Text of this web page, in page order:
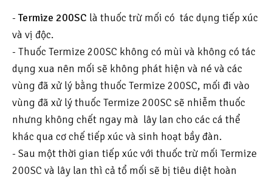
-Termize 200SC là thuốc trừ mối có tác dụng tiếp xúc
và vị độc.
- Thuốc Termize 200SC không có mùi và không có tác
dụng xua nên mối sẽ không phát hiện và né và các
vùng đã xử lý bằng thuốc Termize 200SC, mối đi vào
vùng đã xử lý thuốc Termize 200SC sẽ nhiễm thuốc
nhưng không chết ngay mà lây lan cho các cá thể
khác qua cơ chế tiếp xúc và sinh hoạt bầy đàn.
- Sau một thời gian tiếp xúc với thuốc trừ mối Termize
200SC và lây lan thì cả tổ mối sẽ bị tiêu diệt hoàn